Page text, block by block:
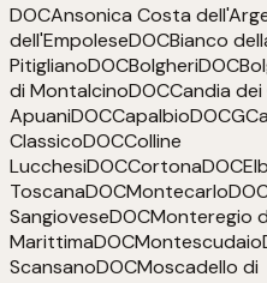
DOCAnsonica Costa
dell'EmpoleseDOCBianco
PitiglianoDOCBolgheriDOC
di MontalcinoDOCCandia dei
ApuaniDOCCapalbioDOCG
ClassicoDOCColline
LucchesiDOCCortonaDOC
ToscanaDOCMontecarlo
SangioveseDOCMonteregio
MarittimaDOCMontescudaio
ScansanoDOCMoscadello di